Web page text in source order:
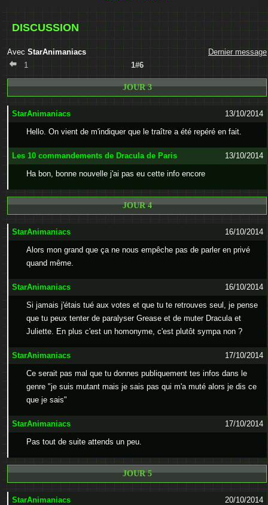
DISCUSSION
Dernier message
Avec StarAnimaniacs
1
1#6
JOUR 3
StarAnimaniacs
13/10/2014
Hello. On vient de m'indiquer que le traître a été repéré en fait.
Les 10 commandements de Dracula de Paris
13/10/2014
Ha bon, bonne nouvelle j'ai pas eu cette info encore
JOUR 4
StarAnimaniacs
16/10/2014
Alors mon grand que ça ne nous empêche pas de parler en privé
quand même.
StarAnimaniacs
16/10/2014
Si jamais j'étais tué aux votes et que tu te retrouves seul, je pense
que tu peux tenter de paralyser Grease et de muter Dracula et
Juliette. En plus c'est un homonyme, c'est plutôt sympa non ?
StarAnimaniacs
17/10/2014
Ce serait pas mal que tu donnes publiquement tes infos dans le
genre "je suis mutant mais je sais pas qui m'a muté alors je dis ce
que je sais"
StarAnimaniacs
17/10/2014
Pas tout de suite attends un peu.
JOUR 5
StarAnimaniacs
20/10/2014